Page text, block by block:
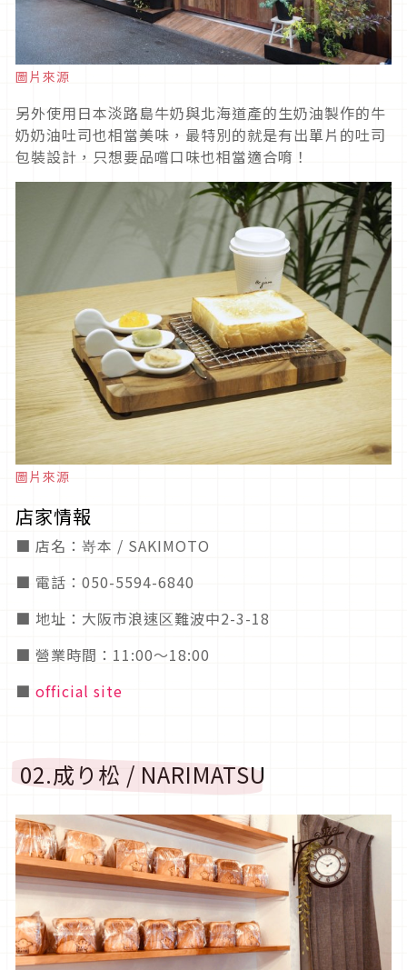
圖片來源
另外使用日本淡路島牛奶與北海道產的生奶油製作的牛
奶奶油吐司也相當美味，最特別的就是有出單片的吐司
包裝設計，只想要品嚐口味也相當適合唷！
圖片來源
店家情報
■ 店名：嵜本 / SAKIMOTO
■ 電話：050-5594-6840
■ 地址：大阪市浪速区難波中2-3-18
■ 營業時間：11:00〜18:00
■ official site
02.成り松 / NARIMATSU